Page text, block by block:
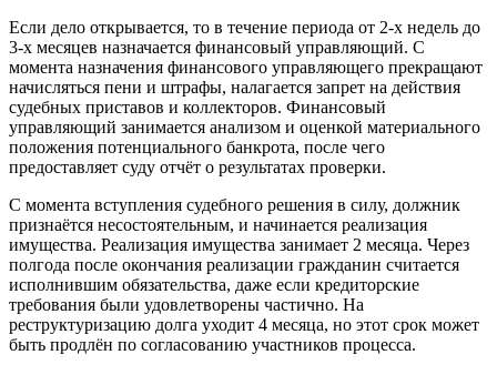
Если дело открывается, то в течение периода от 2-х недель до
3-х месяцев назначается финансовый управляющий. С
момента назначения финансового управляющего прекращают
начисляться пени и штрафы, налагается запрет на действия
судебных приставов и коллекторов. Финансовый
управляющий занимается анализом и оценкой материального
положения потенциального банкрота, после чего
предоставляет суду отчёт о результатах проверки.
С момента вступления судебного решения в силу, должник
признаётся несостоятельным, и начинается реализация
имущества. Реализация имущества занимает 2 месяца. Через
полгода после окончания реализации гражданин считается
исполнившим обязательства, даже если кредиторские
требования были удовлетворены частично. На
реструктуризацию долга уходит 4 месяца, но этот срок может
быть продлён по согласованию участников процесса.